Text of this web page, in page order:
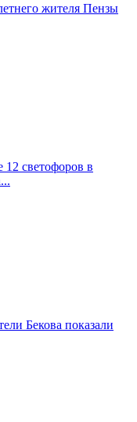
жителя Пензы
12 светофоров в
Бекова показали